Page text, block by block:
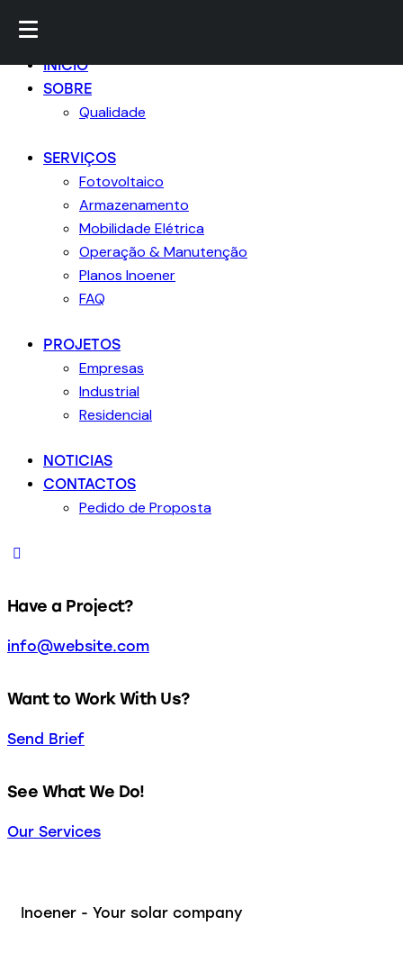
Ir para conteúdo
INICIO
SOBRE
Qualidade
SERVIÇOS
Fotovoltaico
Armazenamento
Mobilidade Elétrica
Operação & Manutenção
Planos Inoener
FAQ
PROJETOS
Empresas
Industrial
Residencial
NOTICIAS
CONTACTOS
Pedido de Proposta
Have a Project?
info@website.com
Want to Work With Us?
Send Brief
See What We Do!
Our Services
Inoener - Your solar company